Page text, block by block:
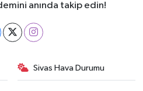
anında takip edin!
Sivas Hava Durumu